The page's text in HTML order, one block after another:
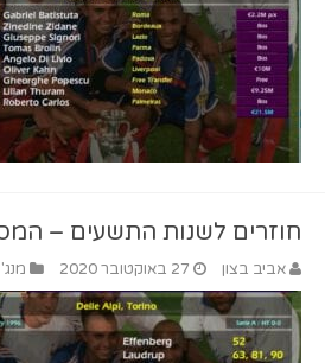
חוזרים לשנות התשעים –
אביב בצון 27 באוקטובר 2020